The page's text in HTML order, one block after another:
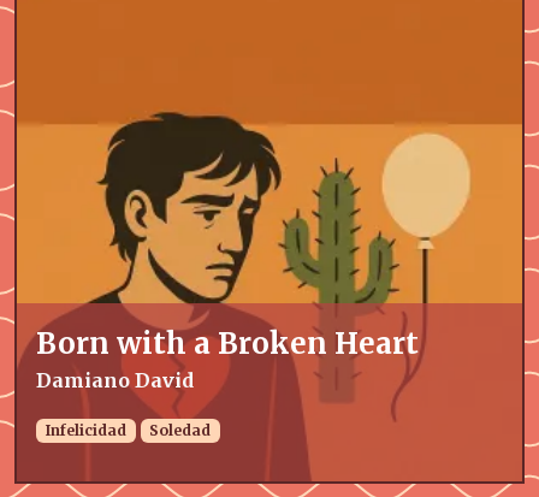
Born with a Broken Heart
Damiano David
Infelicidad Soledad